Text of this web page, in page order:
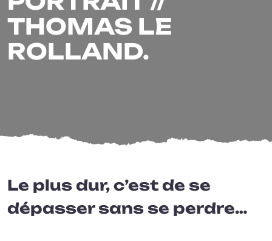
THOMAS LE
ROLLAND.
Le plus dur, c’est de se
dépasser sans se perdre…